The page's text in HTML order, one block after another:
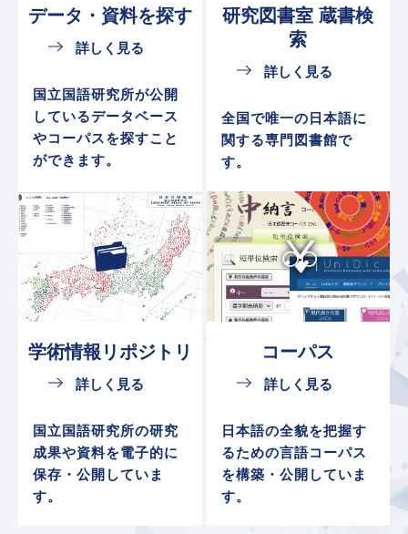
データ・ 資料を探す
詳しく見る
国立国語研究所が公開
しているデータベース
やコーパスを探すこと
ができます。
研究図書室蔵書検
索
詳しく見る
全国で唯一の日本語に
関する専門図書館で
す。
学術情報 リポジトリ
詳しく見る
国立国語研究所の研究
成果や資料を電子的に
保存・公開していま
す。
コーパス
詳しく見る
日本語の全貌を把握す
るための言語コーパス
を構築・公開していま
す。